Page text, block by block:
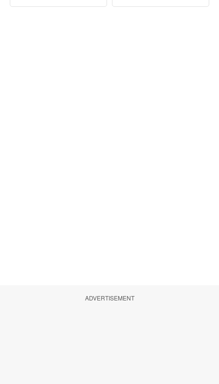
ADVERTISEMENT